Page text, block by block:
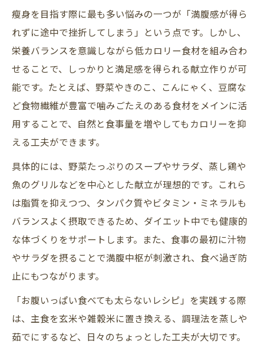
瘦身を目指す際に最も多い悩みの一つが「満腹感が得ら
れずに途中で挫折してしまう」という点です。しかし、
栄養バランスを意識しながら低カロリー食材を組み合わ
せることで、しっかりと満足感を得られる献立作りが可
能です。たとえば、野菜やきのこ、こんにゃく、豆腐な
ど食物繊維が豊富で噛みごたえのある食材をメインに活
用することで、自然と食事量を増やしてもカロリーを抑
える工夫ができます。
具体的には、野菜たっぷりのスープやサラダ、蒸し鶏や
魚のグリルなどを中心とした献立が理想的です。これら
は脂質を抑えつつ、タンパク質やビタミン・ミネラルも
バランスよく摂取できるため、ダイエット中でも健康的
な体づくりをサポートします。また、食事の最初に汁物
やサラダを摂ることで満腹中枢が刺激され、食べ過ぎ防
止にもつながります。
「お腹いっぱい食べても太らないレシピ」を実践する際
は、主食を玄米や雑穀米に置き換える、調理法を蒸しや
茹でにするなど、日々のちょっとした工夫が大切です。